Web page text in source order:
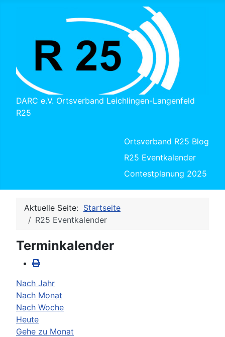
DARC e.V. Ortsverband Leichlingen-Langenfeld
R25
Ortsverband R25 Blog
R25 Eventkalender
Contestplanung 2025
Aktuelle Seite: Startseite
R25 Eventkalender
Terminkalender
Nach Jahr
Nach Monat
Nach Woche
Heute
Gehe zu Monat